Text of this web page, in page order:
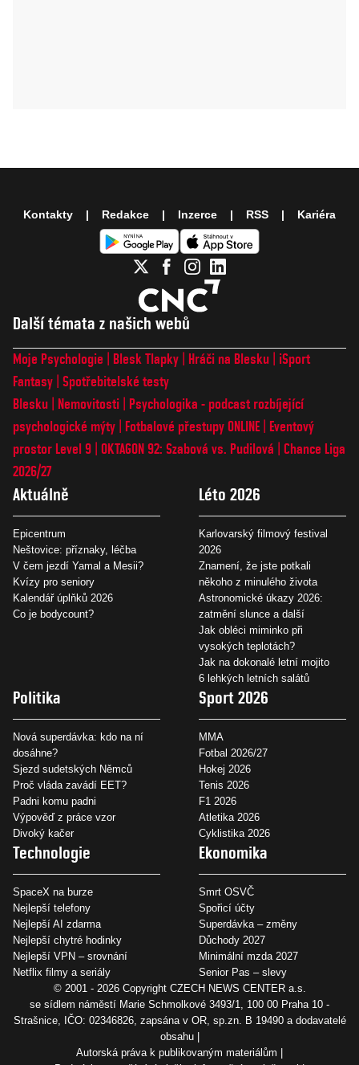
Další témata z našich webů
Moje Psychologie Blesk Tlapky Hráči na Blesku
iSport
Fantasy Spotřebitelské testy
Blesku
Nemovitosti
Psychologika - podcast rozbíjející
psychologické mýty
Fotbalové přestupy ONLINE
Eventový
prostor Level 9 OKTAGON 92: Szabová vs. Pudilová
Chance Liga
2026/27
Aktuálně
Epicentrum
Neštovice: příznaky, léčba
V čem jezdí Yamal a Mesii?
Kvízy pro seniory
Kalendář úplňků 2026
Co je bodycount?
Léto 2026
Karlovarský filmový festival
2026
Znamení, že jste potkali
někoho z minulého života
Astronomické úkazy 2026:
zatmění slunce a další
Jak obléci miminko při
vysokých teplotách?
Jak na dokonalé letní mojito
6 lehkých letních salátů
Politika
Nová superdávka: kdo na ní
dosáhne?
Sjezd sudetských Němců
Proč vláda zavádí EET?
Padni komu padni
Výpověď z práce vzor
Divoký kačer
Sport 2026
MMA
Fotbal 2026/27
Hokej 2026
Tenis 2026
F1 2026
Atletika 2026
Cyklistika 2026
Technologie
SpaceX na burze
Nejlepší telefony
Nejlepší AI zdarma
Nejlepší chytré hodinky
Nejlepší VPN – srovnání
Netflix filmy a seriály
Ekonomika
Smrt OSVČ
Spořicí účty
Superdávka – změny
Důchody 2027
Minimální mzda 2027
Senior Pas – slevy
Kontakty Redakce Inzerce RSS Kariéra
© 2001 - 2026 Copyright CZECH NEWS CENTER a.s.
se sídlem náměstí Marie Schmolkové 3493/1, 100 00 Praha 10 -
Strašnice, IČO: 02346826, zapsána v OR, sp.zn. B 19490 a dodavatelé
obsahu
Autorská práva k publikovaným materiálům